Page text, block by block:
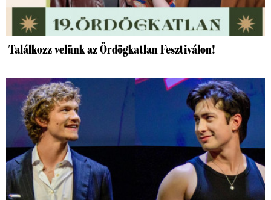
Találkozz velünk az Ördögkatlan Fesztiválon!